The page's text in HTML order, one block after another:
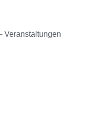
Veranstaltungen